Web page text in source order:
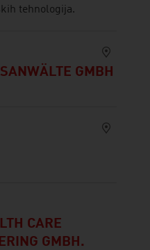
tehnologija.
GMBH
CARE
GMBH.